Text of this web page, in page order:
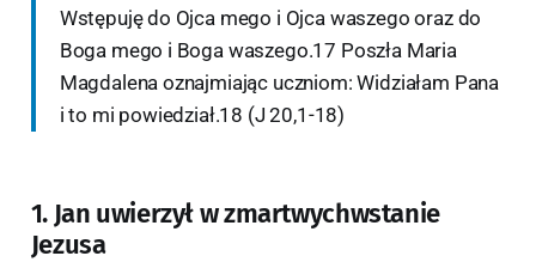
Wstępuję do Ojca mego i Ojca waszego oraz do
Boga mego i Boga waszego.17 Poszła Maria
Magdalena oznajmiając uczniom: Widziałam Pana
i to mi powiedział.18 (J 20,1-18)
1. Jan uwierzył w zmartwychwstanie
Jezusa